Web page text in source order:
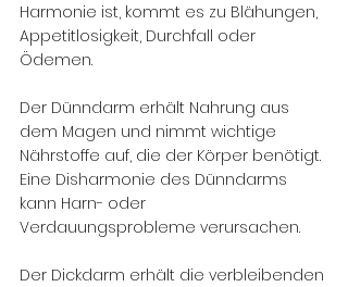
Harmonie ist, kommt es zu Blähungen,
Appetitlosigkeit, Durchfall oder
Ödemen.
Der Dünndarm erhält Nahrung aus
dem Magen und nimmt wichtige
Nährstoffe auf, die der Körper benötigt.
Eine Disharmonie des Dünndarms
kann Harn- oder
Verdauungsprobleme verursachen.
Der Dickdarm erhält die verbleibenden